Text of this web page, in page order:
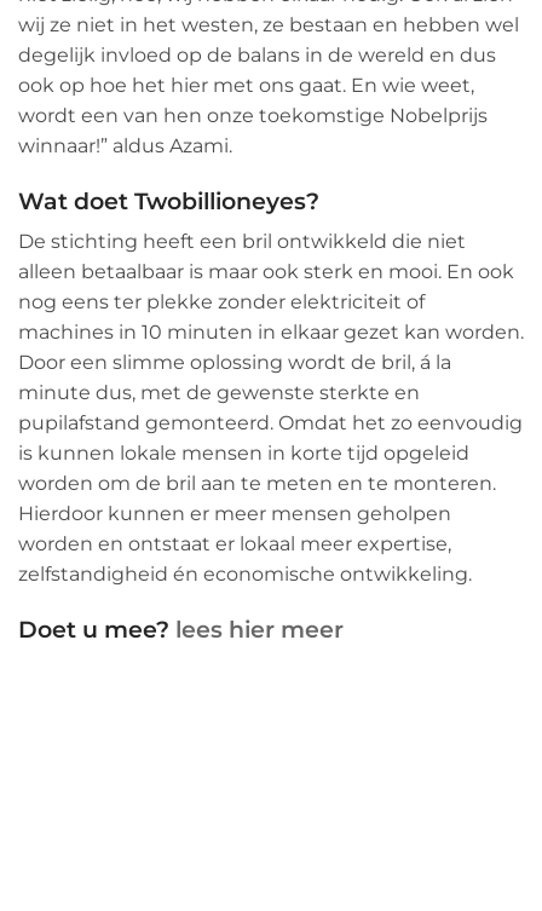
wij ze niet in het westen, ze bestaan en hebben wel
degelijk invloed op de balans in de wereld en dus
ook op hoe het hier met ons gaat. En wie weet,
wordt een van hen onze toekomstige Nobelprijs
winnaar!” aldus Azami.
Wat doet Twobillioneyes?
De stichting heeft een bril ontwikkeld die niet
alleen betaalbaar is maar ook sterk en mooi. En ook
nog eens ter plekke zonder elektriciteit of
machines in 10 minuten in elkaar gezet kan worden.
Door een slimme oplossing wordt de bril, á la
minute dus, met de gewenste sterkte en
pupilafstand gemonteerd. Omdat het zo eenvoudig
is kunnen lokale mensen in korte tijd opgeleid
worden om de bril aan te meten en te monteren.
Hierdoor kunnen er meer mensen geholpen
worden en ontstaat er lokaal meer expertise,
zelfstandigheid én economische ontwikkeling.
Doet u mee? lees hier meer